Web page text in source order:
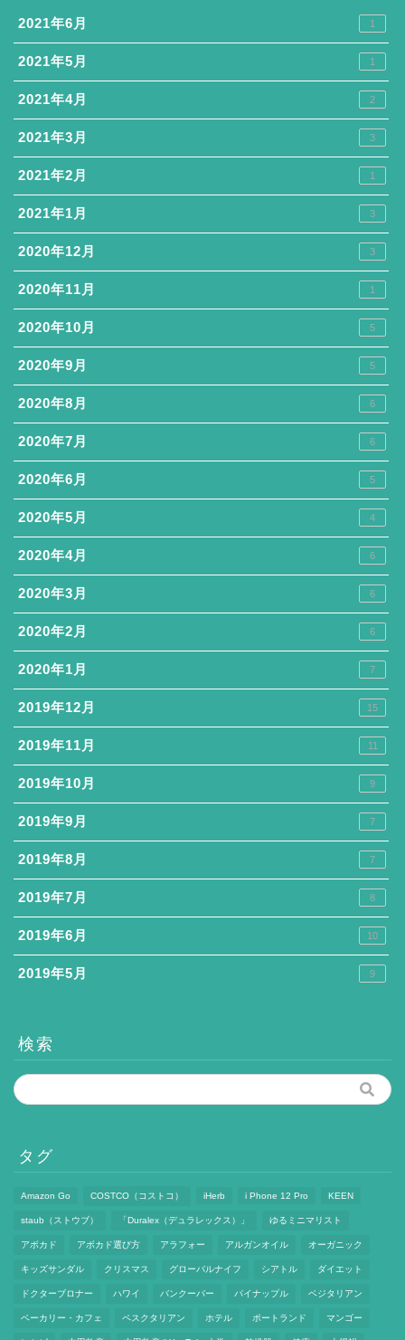
2021年6月 1
2021年5月 1
2021年4月 2
2021年3月 3
2021年2月 1
2021年1月 3
2020年12月 3
2020年11月 1
2020年10月 5
2020年9月 5
2020年8月 6
2020年7月 6
2020年6月 5
2020年5月 4
2020年4月 6
2020年3月 6
2020年2月 6
2020年1月 7
2019年12月 15
2019年11月 11
2019年10月 9
2019年9月 7
2019年8月 7
2019年7月 8
2019年6月 10
2019年5月 9
検索
タグ
Amazon Go COSTCO（コストコ） iHerb i Phone 12 Pro KEEN
staub（ストウブ） 「Duralex（デュラレックス）」 ゆるミニマリスト
アボカド アボカド選び方 アラフォー アルガンオイル オーガニック
キッズサンダル クリスマス グローバルナイフ シアトル ダイエット
ドクターブロナー ハワイ バンクーバー パイナップル ベジタリアン
ベーカリー・カフェ ペスクタリアン ホテル ポートランド マンゴー